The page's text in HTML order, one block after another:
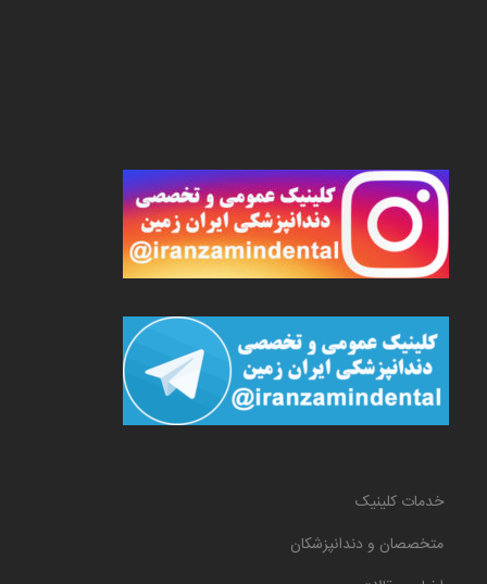
خدمات کلینیک
متخصصان و دندانپزشکان